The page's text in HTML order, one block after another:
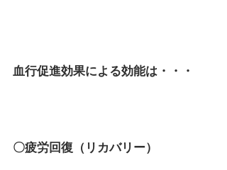
血行促進効果による効能は・・・
〇疲労回復（リカバリー）